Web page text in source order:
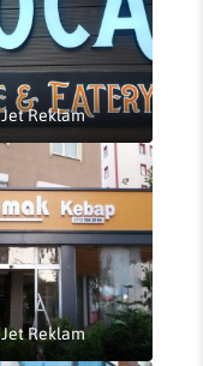
Jet Reklam
Jet Reklam